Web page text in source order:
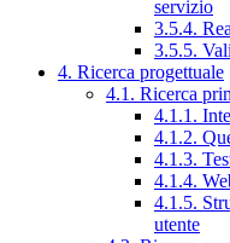
servizio
3.5.4.
3.5.5.
4. Ricerca progettuale
4.1. Ricerca
4.1.1.
4.1.2.
4.1.3.
4.1.4.
4.1.5.
utente